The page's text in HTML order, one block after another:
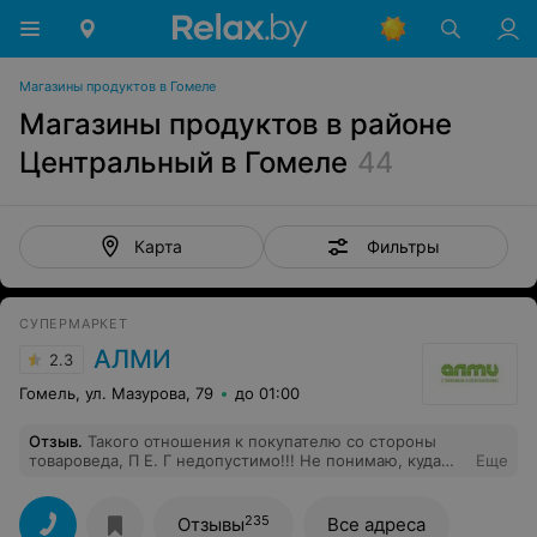
Магазины продуктов в Гомеле
Магазины продуктов в районе
Центральный в Гомеле 44
Карта Фильтры
СУПЕРМАРКЕТ
2.3 АЛМИ
Гомель, ул. Мазурова, 79 до 01:00
Отзыв. Такого отношения к покупателю со стороны
товароведа, П Е. Г недопустимо!!! Не понимаю, куда
свежий и какая тут идёт фасовка, человек как стоял
выкладывая товар, так и продолжала выкладывать
Еще
Отзывы235 Все адреса